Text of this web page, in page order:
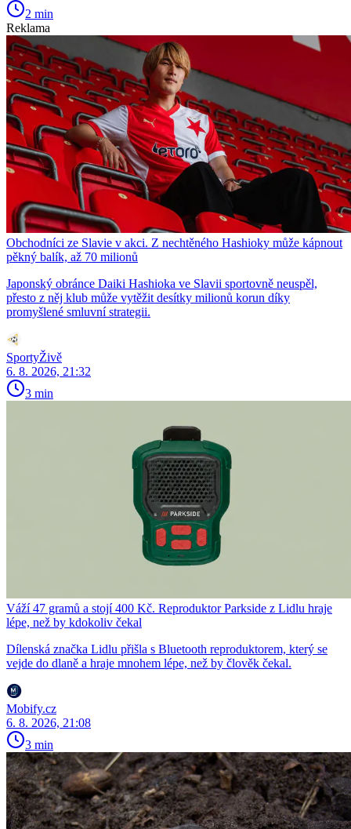
2 min
Reklama
Obchodníci ze Slavie v akci. Z nechtěného Hashioky může kápnout
pěkný balík, až 70 milionů
Japonský obránce Daiki Hashioka ve Slavii sportovně neuspěl,
přesto z něj klub může vytěžit desítky milionů korun díky
promyšlené smluvní strategii.
SportyŽivě
6. 8. 2026, 21:32
3 min
Váží 47 gramů a stojí 400 Kč. Reproduktor Parkside z Lidlu hraje
lépe, než by kdokoliv čekal
Dílenská značka Lidlu přišla s Bluetooth reproduktorem, který se
vejde do dlaně a hraje mnohem lépe, než by člověk čekal.
Mobify.cz
6. 8. 2026, 21:08
3 min